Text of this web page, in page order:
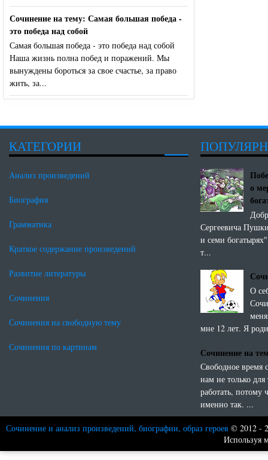
Сочинение на тему: Самая большая победа -
это победа над собой
Самая большая победа - это победа над собой
Наша жизнь полна побед и поражений. Мы
вынуждены бороться за свое счастье, за право
жить, за...
КАТЕГОРИИ
Анализ произведений
Биография
Грамматика
Краткое содержание произведений
Развитие литературы
Сочинения
Сочинения на свободную тему
Сочинения по картинам
о
Сергеевича
и семи
т...
О
мне 12 лет. Я
Сочинение на
Свободное время
нам не только
работать, потому
именно так. ...
Сочинение и анализ произведений, биографии, образ героев © 2012 -
Используя